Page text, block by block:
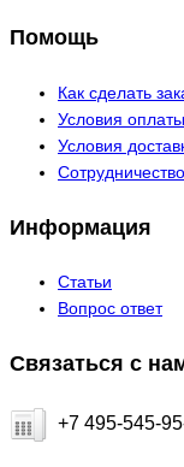
Помощь
Как сделать
Условия оплаты
Условия
Сотрудничество
Информация
Статьи
Вопрос ответ
Связаться с
+7 495-545-